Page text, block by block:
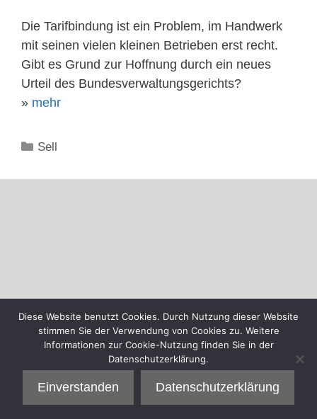
Die Tarifbindung ist ein Problem, im Handwerk
mit seinen vielen kleinen Betrieben erst recht.
Gibt es Grund zur Hoffnung durch ein neues
Urteil des Bundesverwaltungsgerichts?
» mehr
Kategorien
Sell
Diese Website benutzt Cookies. Durch Nutzung dieser Website
stimmen Sie der Verwendung von Cookies zu. Weitere
Informationen zur Cookie-Nutzung finden Sie in der
Datenschutzerklärung.
Einverstanden Datenschutzerklärung